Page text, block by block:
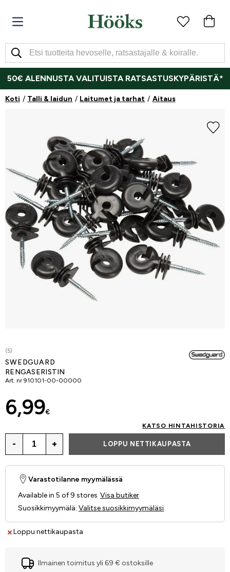
50€ ALENNUSTA VALITUISTA RATSASTUSKYPÄRISTÄ*
Koti Talli & laidun Laitumet ja tarhat Aitaus
(5)
SWEDGUARD
RENGASERISTIN
Art. nr 910101-00-00000
6,99€
KATSO HINTAHISTORIA
- + LOPPU NETTIKAUPASTA
Loppu nettikaupasta
Varastotilanne myymälässä
Available in 5 of 9 stores Visa butiker
Suosikkimyymälä: Valitse suosikkimyymäläsi
Ilmainen toimitus yli 69 € ostoksille